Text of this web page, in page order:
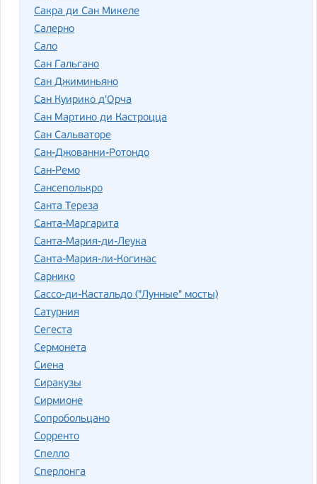
Сакра ди Сан Микеле
Салерно
Сало
Сан Гальгано
Сан Джиминьяно
Сан Куирико д'Орча
Сан Мартино ди Кастроцца
Сан Сальваторе
Сан-Джованни-Ротондо
Сан-Ремо
Сансеполькро
Санта Тереза
Санта-Маргарита
Санта-Мария-ди-Леука
Санта-Мария-ли-Когинас
Сарнико
Сассо-ди-Кастальдо ("Лунные" мосты)
Сатурния
Сегеста
Сермонета
Сиена
Сиракузы
Сирмионе
Сопробольцано
Сорренто
Спелло
Сперлонга